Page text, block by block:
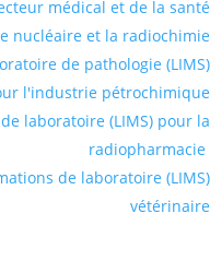
médical et de la santé
nucléaire et la radiochimie
de pathologie (LIMS)
l'industrie pétrochimique
laboratoire (LIMS) pour la
radiopharmacie
de laboratoire (LIMS)
vétérinaire